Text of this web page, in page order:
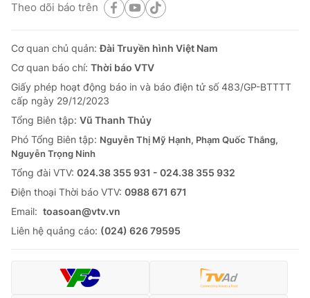
Theo dõi báo trên
Cơ quan chủ quản:Đài Truyền hình Việt Nam
Cơ quan báo chí: Thời báo VTV
Giấy phép hoạt động báo in và báo điện tử số 483/GP-BTTTT
cấp ngày 29/12/2023
Tổng Biên tập: Vũ Thanh Thủy
Phó Tổng Biên tập: Nguyễn Thị Mỹ Hạnh, Phạm Quốc Thắng,
Nguyễn Trọng Ninh
Tổng đài VTV: 024.38 355 931 - 024.38 355 932
Ðiện thoại Thời báo VTV: 0988 671 671
Email: toasoan@vtv.vn
Liên hệ quảng cáo: (024) 626 79595